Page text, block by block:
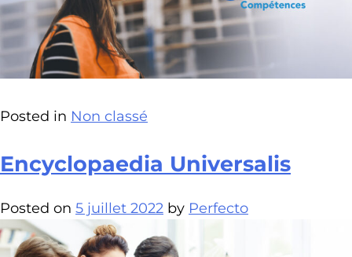
Posted in Non classé
Encyclopaedia Universalis
Posted on 5 juillet 2022 by Perfecto